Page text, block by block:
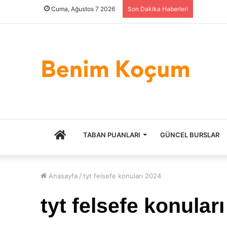
Cuma, Ağustos 7 2026 Son Dakika Haberleri
ANASAYFATABAN PUANLARI GÜNCEL BURSLAR
Anasayfa / tyt felsefe konuları 2024
tyt felsefe